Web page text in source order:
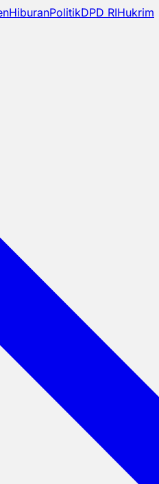
HiburanPolitikDPD RIHukrim